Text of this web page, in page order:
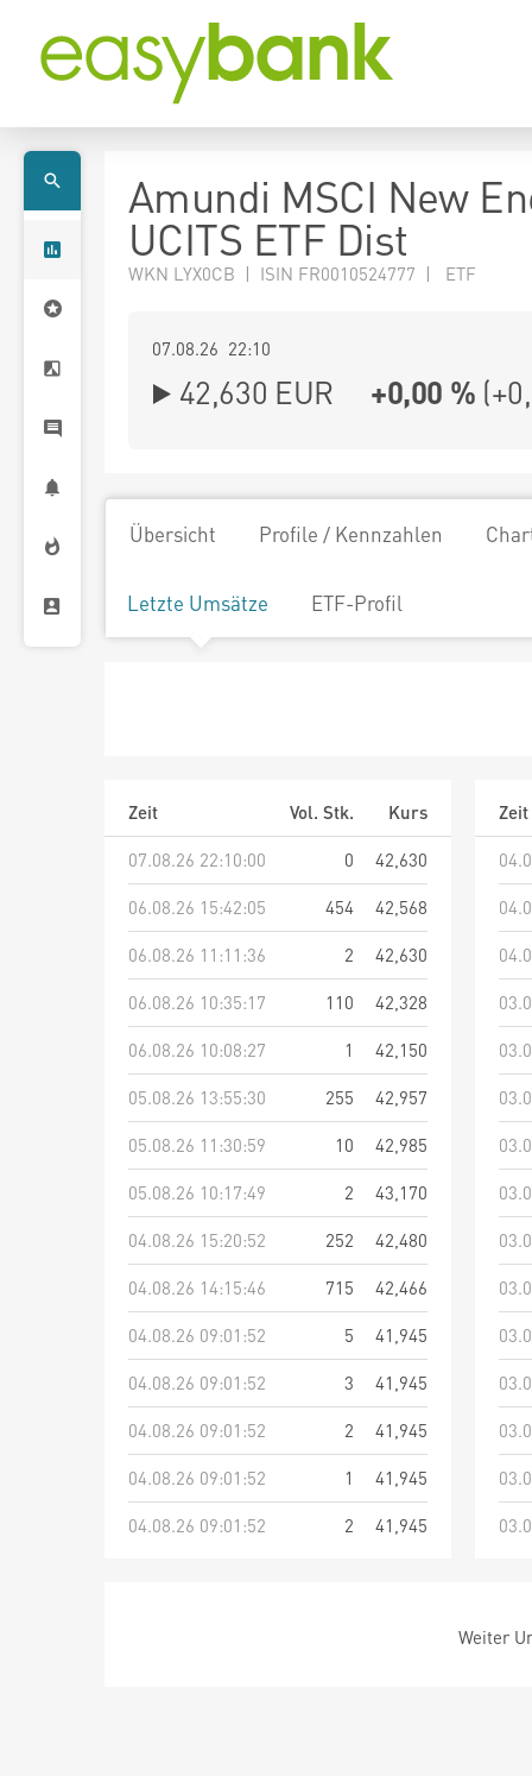
Amundi MSCI New
UCITS ETF Dist
WKN LYX0CB | ISIN FR0010524777 | ETF
07.08.26 22:10
42,630 EUR +0,00 % (
Übersicht Profile / Kennzahlen
Letzte Umsätze ETF-Profil
Zeit Vol. Stk.
Kurs
07.08.26 22:10:00
0
42,630
06.08.26 15:42:05
454
42,568
06.08.26 11:11:36
2
42,630
06.08.26 10:35:17
110
42,328
06.08.26 10:08:27
1
42,150
05.08.26 13:55:30
255
42,957
05.08.26 11:30:59
10
42,985
05.08.26 10:17:49
2
43,170
04.08.26 15:20:52
252
42,480
04.08.26 14:15:46
715
42,466
04.08.26 09:01:52
5
41,945
04.08.26 09:01:52
3
41,945
04.08.26 09:01:52
2
41,945
04.08.26 09:01:52
1
41,945
04.08.26 09:01:52
2 41,945
Zeit
Weiter